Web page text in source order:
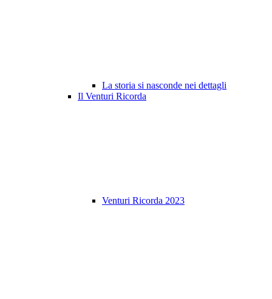
La storia si nasconde nei dettagli
Il Venturi Ricorda
Venturi Ricorda 2023